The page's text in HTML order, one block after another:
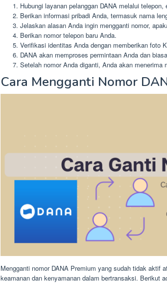
Hubungi layanan pelanggan DANA melalui
Berikan informasi pribadi Anda, termasuk nama
Jelaskan alasan Anda ingin mengganti nomor,
Berikan nomor telepon baru Anda.
Verifikasi identitas Anda dengan memberikan foto
DANA akan memproses permintaan Anda dan
Setelah nomor Anda diganti, Anda akan menerima
Cara Mengganti Nomor
Mengganti nomor DANA Premium yang sudah tidak aktif
keamanan dan kenyamanan dalam bertransaksi. Berikut